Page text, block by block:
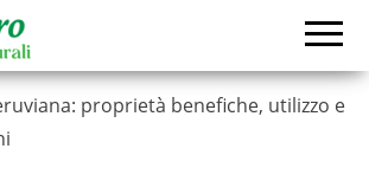
proprietà benefiche, utilizzo e